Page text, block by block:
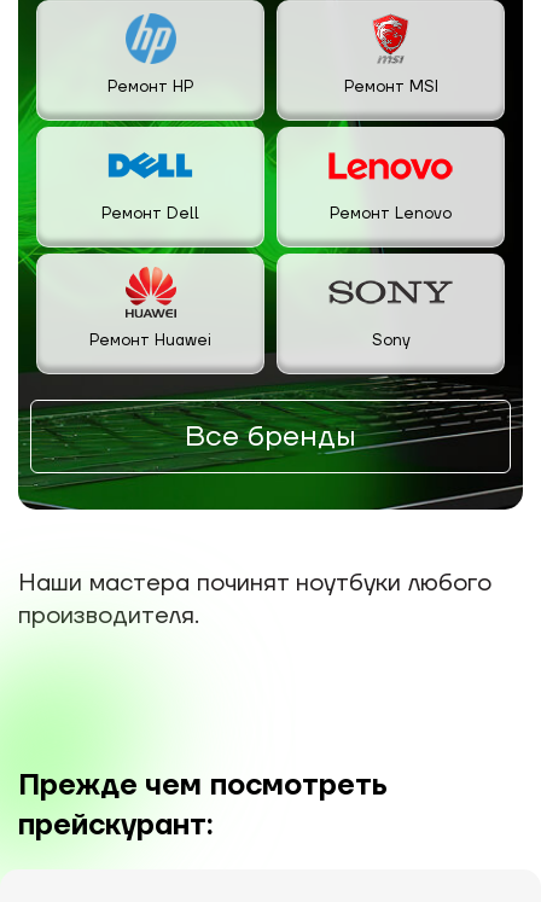
Ремонт HP Ремонт MSI
Ремонт Dell Ремонт Lenovo
Ремонт Huawei Sony
Все бренды
Наши мастера починят ноутбуки любого
производителя.
Прежде чем посмотреть
прейскурант: